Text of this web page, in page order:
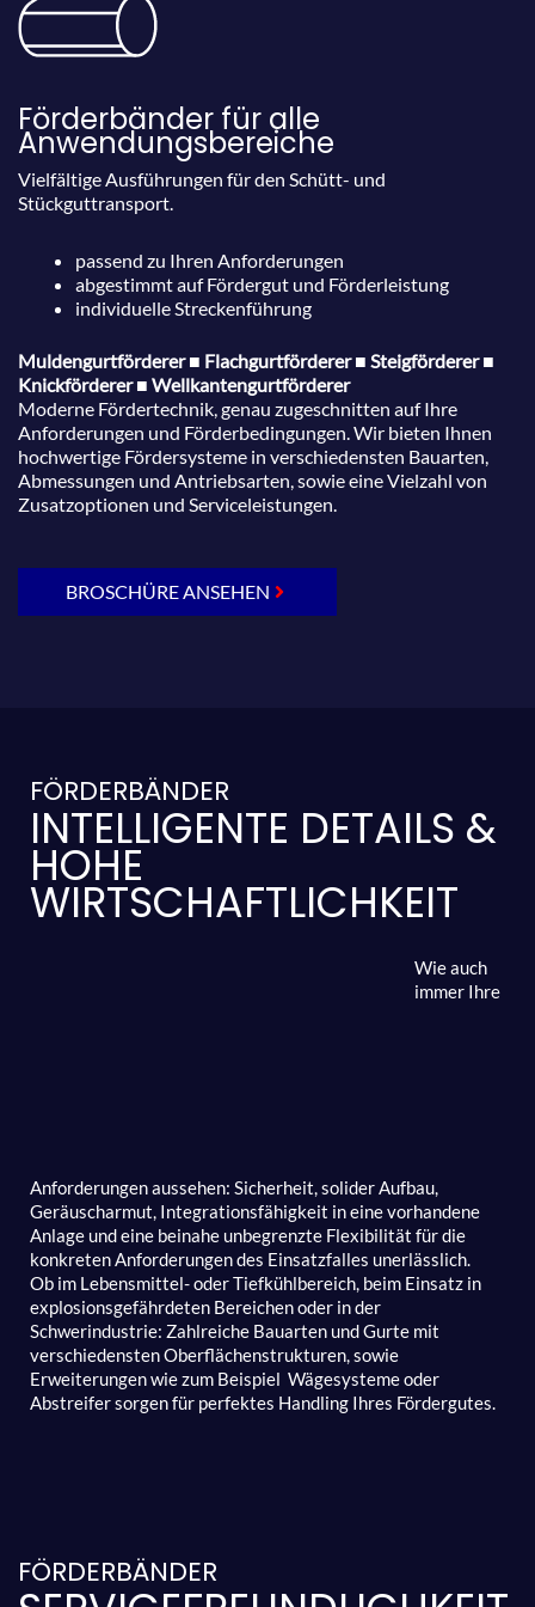
Förderbänder für alle
Anwendungsbereiche
Vielfältige Ausführungen für den Schütt- und
Stückguttransport.
passend zu Ihren Anforderungen
abgestimmt auf Fördergut und Förderleistung
individuelle Streckenführung
Muldengurtförderer ■ Flachgurtförderer ■ Steigförderer ■
Knickförderer ■ Wellkantengurtförderer
Moderne Fördertechnik, genau zugeschnitten auf Ihre
Anforderungen und Förderbedingungen. Wir bieten Ihnen
hochwertige Fördersysteme in verschiedensten Bauarten,
Abmessungen und Antriebsarten, sowie eine Vielzahl von
Zusatzoptionen und Serviceleistungen.
BROSCHÜRE ANSEHEN
FÖRDERBÄNDER
INTELLIGENTE DETAILS &
HOHE
WIRTSCHAFTLICHKEIT
Wie auch
immer Ihre
Anforderungen aussehen: Sicherheit, solider Aufbau,
Geräuscharmut, Integrationsfähigkeit in eine vorhandene
Anlage und eine beinahe unbegrenzte Flexibilität für die
konkreten Anforderungen des Einsatzfalles unerlässlich.
Ob im Lebensmittel- oder Tiefkühlbereich, beim Einsatz in
explosionsgefährdeten Bereichen oder in der
Schwerindustrie: Zahlreiche Bauarten und Gurte mit
verschiedensten Oberflächenstrukturen, sowie
Erweiterungen wie zum Beispiel Wägesysteme oder
Abstreifer sorgen für perfektes Handling Ihres Fördergutes.
FÖRDERBÄNDER